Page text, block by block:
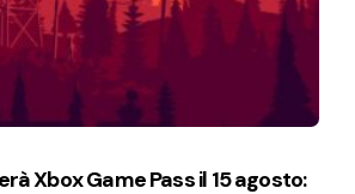
Xbox Game Pass il 15 agosto: